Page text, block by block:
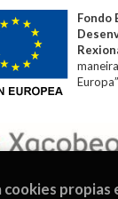
Fondo
Europa”
cookies propias